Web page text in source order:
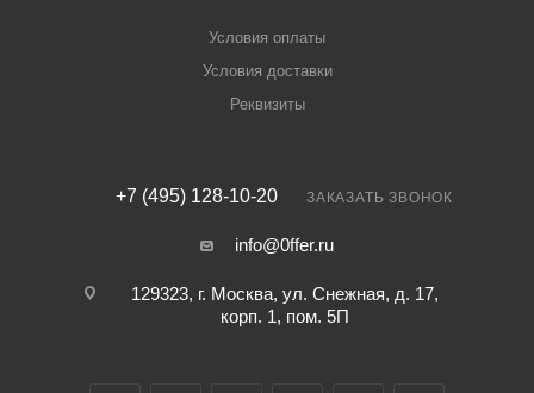
Условия оплаты
Условия доставки
Реквизиты
+7 (495) 128-10-20 ЗАКАЗАТЬ ЗВОНОК
info@0ffer.ru
129323, г. Москва, ул. Снежная, д. 17,
корп. 1, пом. 5П